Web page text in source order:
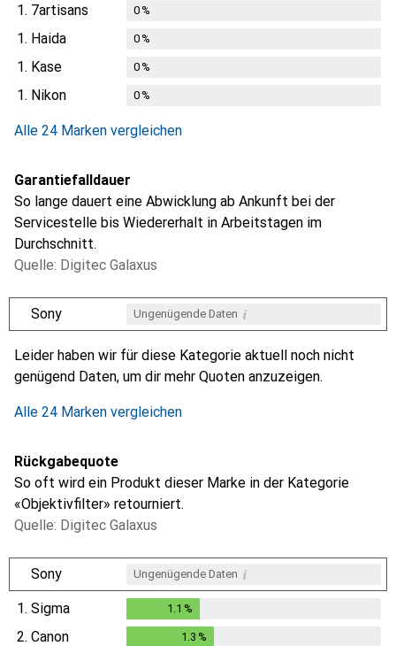
1. 7artisans 0%
1. Haida 0%
1. Kase 0%
1. Nikon 0%
Alle 24 Marken vergleichen
Garantiefalldauer
So lange dauert eine Abwicklung ab Ankunft bei der
Servicestelle bis Wiedererhalt in Arbeitstagen im
Durchschnitt.
Quelle: Digitec Galaxus
Sony Ungenügende Daten i
Leider haben wir für diese Kategorie aktuell noch nicht
genügend Daten, um dir mehr Quoten anzuzeigen.
Alle 24 Marken vergleichen
Rückgabequote
So oft wird ein Produkt dieser Marke in der Kategorie
«Objektivfilter» retourniert.
Quelle: Digitec Galaxus
Sony Ungenügende Daten i
1. Sigma 1.1 %
2. Canon 1.3 %